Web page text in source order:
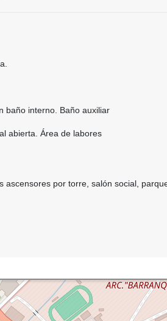
baño interno. Baño auxiliar
abierta. Área de labores
ascensores por torre, salón social,